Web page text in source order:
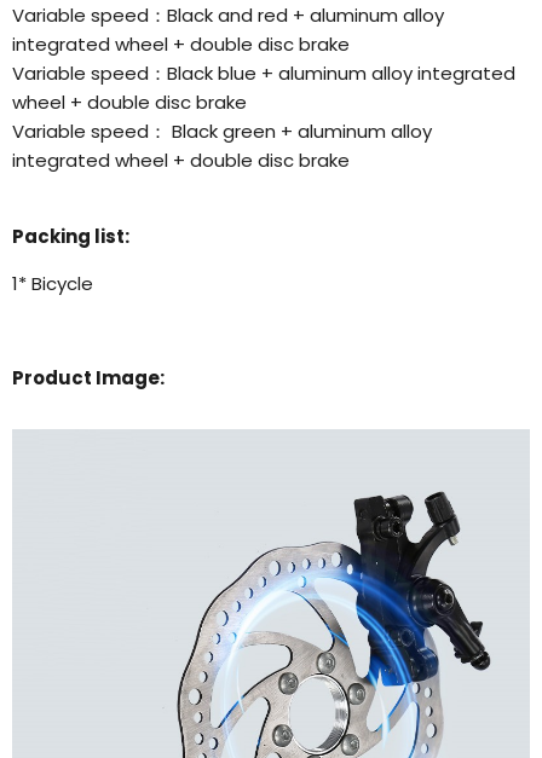
Variable speed：Black and red + aluminum alloy
integrated wheel + double disc brake
Variable speed：Black blue + aluminum alloy integrated
wheel + double disc brake
Variable speed： Black green + aluminum alloy
integrated wheel + double disc brake
Packing list:
1* Bicycle
Product Image: